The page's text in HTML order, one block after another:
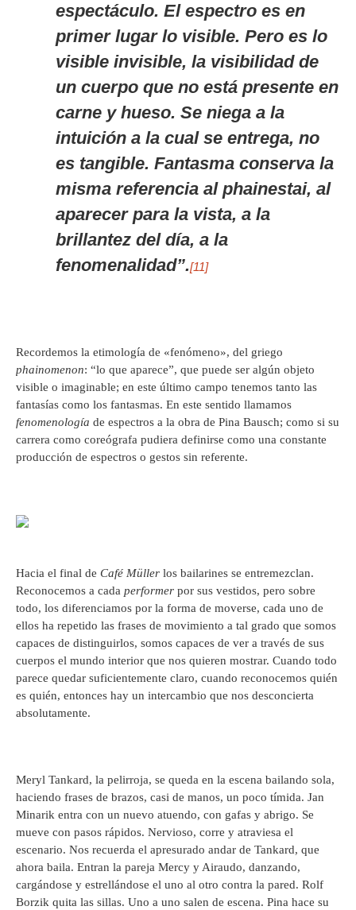
espectáculo. El espectro es en
primer lugar lo visible. Pero es lo
visible invisible, la visibilidad de
un cuerpo que no está presente en
carne y hueso. Se niega a la
intuición a la cual se entrega, no
es tangible. Fantasma conserva la
misma referencia al phainestai, al
aparecer para la vista, a la
brillantez del día, a la
fenomenalidad”.[11]
Recordemos la etimología de «fenómeno», del griego
phainomenon: “lo que aparece”, que puede ser algún objeto
visible o imaginable; en este último campo tenemos tanto las
fantasías como los fantasmas. En este sentido llamamos
fenomenología de espectros a la obra de Pina Bausch; como si su
carrera como coreógrafa pudiera definirse como una constante
producción de espectros o gestos sin referente.
Hacia el final de Café Müller los bailarines se entremezclan.
Reconocemos a cada performer por sus vestidos, pero sobre
todo, los diferenciamos por la forma de moverse, cada uno de
ellos ha repetido las frases de movimiento a tal grado que somos
capaces de distinguirlos, somos capaces de ver a través de sus
cuerpos el mundo interior que nos quieren mostrar. Cuando todo
parece quedar suficientemente claro, cuando reconocemos quién
es quién, entonces hay un intercambio que nos desconcierta
absolutamente.
Meryl Tankard, la pelirroja, se queda en la escena bailando sola,
haciendo frases de brazos, casi de manos, un poco tímida. Jan
Minarik entra con un nuevo atuendo, con gafas y abrigo. Se
mueve con pasos rápidos. Nervioso, corre y atraviesa el
escenario. Nos recuerda el apresurado andar de Tankard, que
ahora baila. Entran la pareja Mercy y Airaudo, danzando,
cargándose y estrellándose el uno al otro contra la pared. Rolf
Borzik quita las sillas. Uno a uno salen de escena. Pina hace su